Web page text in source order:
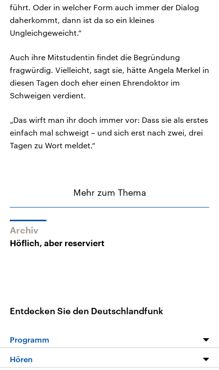
führt. Oder in welcher Form auch immer der Dialog
daherkommt, dann ist da so ein kleines
Ungleichgeweicht.“
Auch ihre Mitstudentin findet die Begründung
fragwürdig. Vielleicht, sagt sie, hätte Angela Merkel in
diesen Tagen doch eher einen Ehrendoktor im
Schweigen verdient.
„Das wirft man ihr doch immer vor: Dass sie als erstes
einfach mal schweigt – und sich erst nach zwei, drei
Tagen zu Wort meldet.“
Mehr zum Thema
Archiv
Höflich, aber reserviert
Entdecken Sie den Deutschlandfunk
Programm
Hören